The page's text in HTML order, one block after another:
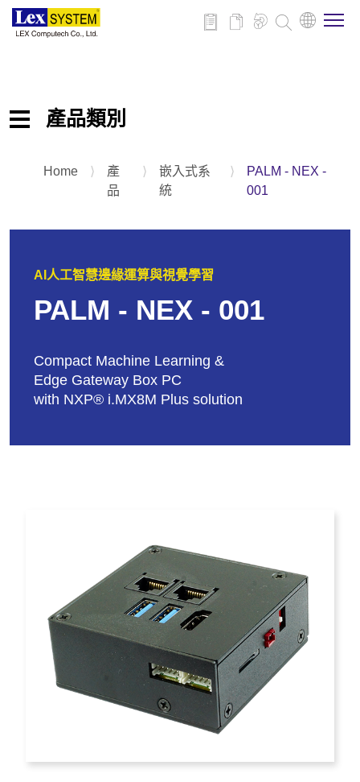
投資人專區
公司治理
產品類別
嵌入式工業電腦主機板
平板電腦
Home ⟩
產
品
⟩
嵌入式系
統
⟩
PALM - NEX -
001
AI人工智慧邊緣運算與視覺學習
PALM - NEX - 001
Compact Machine Learning &
Edge Gateway Box PC
with NXP® i.MX8M Plus solution